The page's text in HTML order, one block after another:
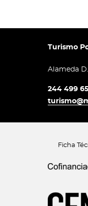
Turismo
Alameda
244 499
Ficha